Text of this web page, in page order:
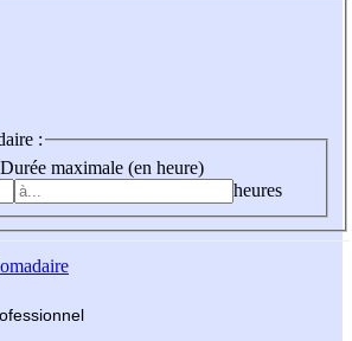
:
Durée maximale (en heure)
heures
fessionnel